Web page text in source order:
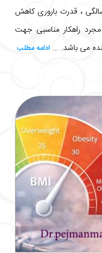
سن خانمها بعد از 35 سالگی ، قدرت باروری کاهش
راهکار مناسبی جهت
می باشد. ... ادامه مطلب